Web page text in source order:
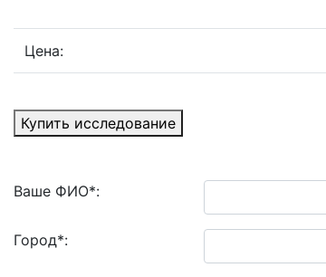
Цена:
Купить исследование
Ваше ФИО*:
Город*: